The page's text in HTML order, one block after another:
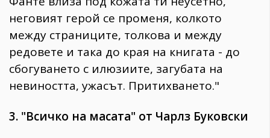
неговият герой се променя, колкото
между страниците, толкова и между
редовете и така до края на книгата - до
сбогуването с илюзиите, загубата на
невиността, ужасът. Притихването."
3. "Всичко на масата" от Чарлз Буковски